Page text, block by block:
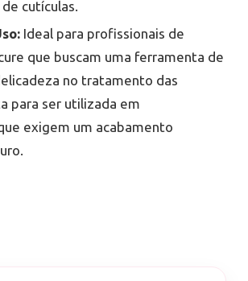
cutículas.
Ideal para profissionais de
que buscam uma ferramenta de
no tratamento das
para ser utilizada em
exigem um acabamento